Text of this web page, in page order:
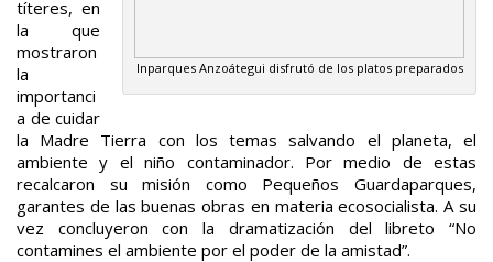
Inparques Anzoátegui disfrutó de los platos preparados
títeres, en
la que
mostraron
la
importanci
a de cuidar
la Madre Tierra con los temas salvando el planeta, el
ambiente y el niño contaminador. Por medio de estas
recalcaron su misión como Pequeños Guardaparques,
garantes de las buenas obras en materia ecosocialista. A su
vez concluyeron con la dramatización del libreto “No
contamines el ambiente por el poder de la amistad”.